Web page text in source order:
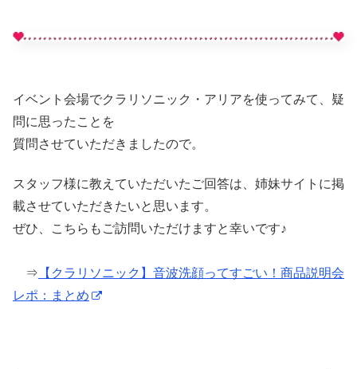
イベント会場でクラリソニック・アリアを使ってみて、疑
問に思ったことを
質問させていただきましたので。
スタッフ様に教えていただいたご回答は、姉妹サイトに掲
載させていただきたいと思います。
ぜひ、こちらもご訪問いただけますと幸いです♪
⇒ 【クラリソニック】音波洗顔ってすごい！商品説明会
レポ：まとめ